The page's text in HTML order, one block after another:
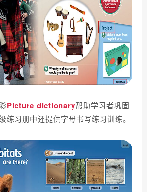
Picture dictionary帮助学习者巩固
练习册中还提供字母书写练习训练。